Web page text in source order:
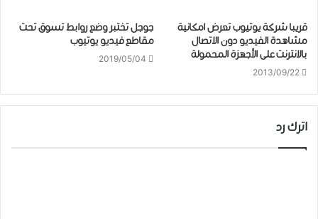
قريبا شركة يوتيوب تعرض امكانية
مشاهدة الفيديو دون الاتصال
بالانترنت على الأجهزة المحمولة
2013/09/22
ﺟﻮﺟﻞ ﺗﺨﺘﺒﺮ ﻭﺿﻊ ﺭﻭﺍﺑﻂ ﺗﺴﻮﻕ ﺗﺤﺖ
ﻣﻘﺎﻃﻊ ﻓﻴﺪﻳﻮ ﻳﻮﺗﻴﻮﺏ
2019/05/04
اترك رد